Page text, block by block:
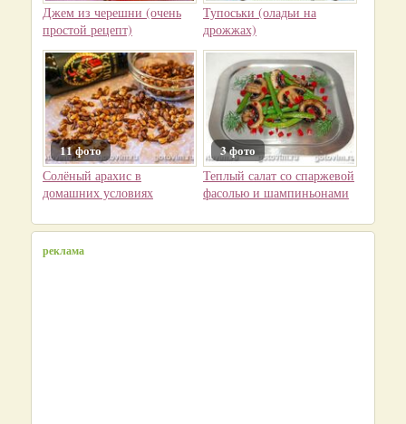
Джем из черешни (очень
простой рецепт)
Тупоськи (оладьи на
дрожжах)
11 фото
Солёный арахис в
домашних условиях
3 фото
Теплый салат со спаржевой
фасолью и шампиньонами
реклама